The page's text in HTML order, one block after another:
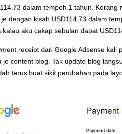
dalam tempoh 1 tahun. Korang
dengan kisah USD114.73 dalam
aku cakap sebulan dapat
receipt dari Google Adsense
content blog. Tak update blog
terus buat sikit perubahan pada